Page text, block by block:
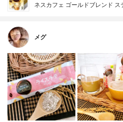
ネスカフェ ゴールドブレンド ス
メグ